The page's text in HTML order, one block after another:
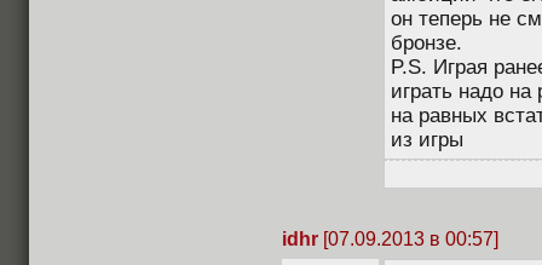
он теперь не
бронзе.
P.S. Играя
играть надо
на равных
из игры
idhr [07.09.2013 в 00:57]